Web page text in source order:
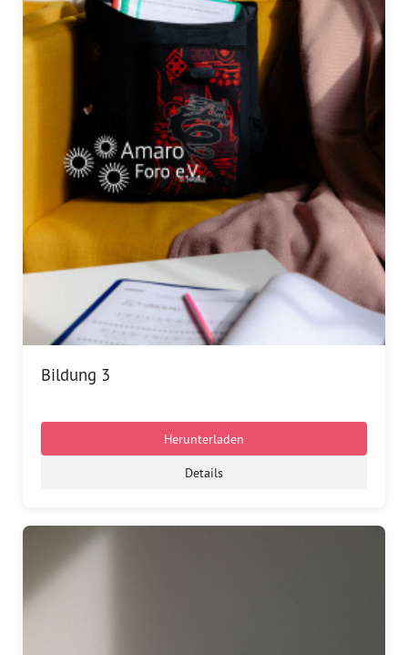
Bildung 3
Herunterladen
Details